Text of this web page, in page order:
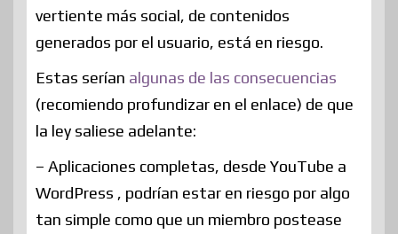
vertiente más social, de contenidos
generados por el usuario, está en riesgo.
Estas serían algunas de las consecuencias
(recomiendo profundizar en el enlace) de que
la ley saliese adelante:
– Aplicaciones completas, desde YouTube a
WordPress , podrían estar en riesgo por algo
tan simple como que un miembro postease